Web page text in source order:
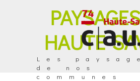
HAUTE-
Les
de nos
communes